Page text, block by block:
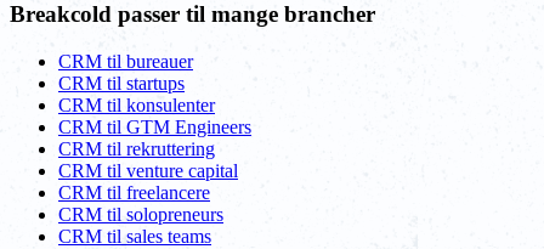
Breakcold passer til mange brancher
CRM til bureauer
CRM til startups
CRM til konsulenter
CRM til GTM Engineers
CRM til rekruttering
CRM til venture capital
CRM til freelancere
CRM til solopreneurs
CRM til sales teams